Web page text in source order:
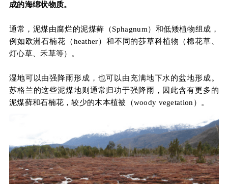
成的海绵状物质。
通常，泥煤由腐烂的泥煤藓（Sphagnum）和低矮植物组成，
例如欧洲石楠花（heather）和不同的莎草科植物（棉花草、
灯心草、禾草等）。
湿地可以由强降雨形成，也可以由充满地下水的盆地形成。
苏格兰的这些泥煤地则通常归功于强降雨，因此含有更多的
泥煤藓和石楠花，较少的木本植被（woody vegetation）。